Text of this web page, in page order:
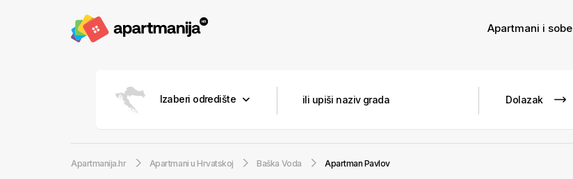
Apartmani i sobe
Izaberi odredište
Apartmanija.hr Apartmani u Hrvatskoj Baška Voda Apartman Pavlov